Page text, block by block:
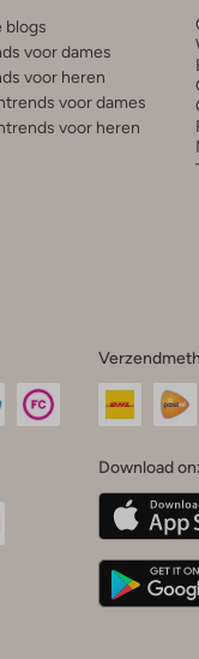
blogs
voor dames
voor heren
voor dames
voor heren
Download